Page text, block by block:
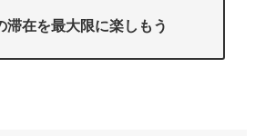
在を最大限に楽しもう